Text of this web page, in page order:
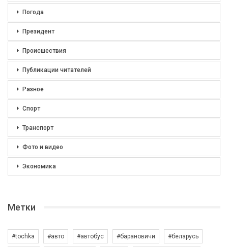
Погода
Президент
Происшествия
Публикации читателей
Разное
Спорт
Транспорт
Фото и видео
Экономика
Метки
#tochka #авто #автобус #барановичи #беларусь